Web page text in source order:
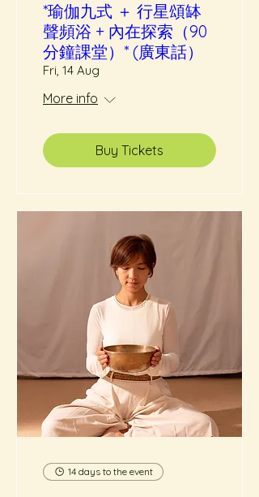
*瑜伽九式 ＋ 行星頌缽
聲頻浴 + 內在探索（90
分鐘課堂）* (廣東話）
Fri, 14 Aug
More info
Buy Tickets
14 days to the event